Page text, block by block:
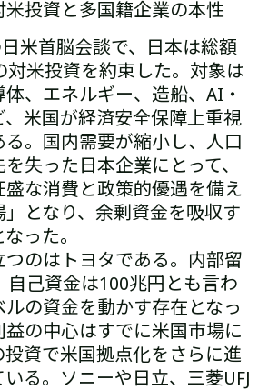
米投資と多国籍企業の本性
米首脳会談で、日本は総額
対米投資を約束した。対象は
、エネルギー、造船、AI・
、米国が経済安全保障上重視
る。国内需要が縮小し、人口
失った日本企業にとって、
な消費と政策的優遇を備え
」となり、余剰資金を吸収す
った。
つのはトヨタである。内部留
自己資金は100兆円とも言わ
の資金を動かす存在となっ
益の中心はすでに米国市場に
資で米国拠点化をさらに進
る。ソニーや日立、三菱UFJ